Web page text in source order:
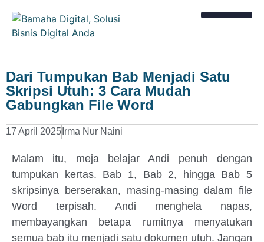
Dari Tumpukan Bab Menjadi Satu
Skripsi Utuh: 3 Cara Mudah
Gabungkan File Word
17 April 2025 Irma Nur Naini
Malam itu, meja belajar Andi penuh dengan
tumpukan kertas. Bab 1, Bab 2, hingga Bab 5
skripsinya berserakan, masing-masing dalam file
Word terpisah. Andi menghela napas,
membayangkan betapa rumitnya menyatukan
semua bab itu menjadi satu dokumen utuh. Jangan